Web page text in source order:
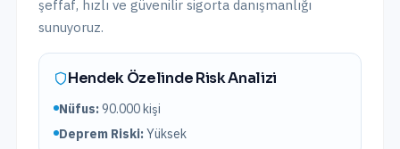
şeffaf, hızlı ve güvenilir sigorta danışmanlığı
sunuyoruz.
HendekÖzelinde Risk Analizi
Nüfus:90.000kişi
Deprem Riski:Yüksek